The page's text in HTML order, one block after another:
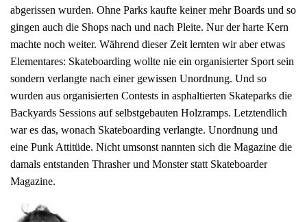
abgerissen wurden. Ohne Parks kaufte keiner mehr Boards und so
gingen auch die Shops nach und nach Pleite. Nur der harte Kern
machte noch weiter. Während dieser Zeit lernten wir aber etwas
Elementares: Skateboarding wollte nie ein organisierter Sport sein
sondern verlangte nach einer gewissen Unordnung. Und so
wurden aus organisierten Contests in asphaltierten Skateparks die
Backyards Sessions auf selbstgebauten Holzramps. Letztendlich
war es das, wonach Skateboarding verlangte. Unordnung und
eine Punk Attitüde. Nicht umsonst nannten sich die Magazine die
damals entstanden Thrasher und Monster statt Skateboarder
Magazine.